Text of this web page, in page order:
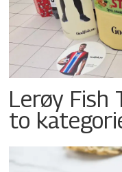
Lerøy Fish
to